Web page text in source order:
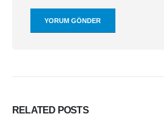
RELATED POSTS